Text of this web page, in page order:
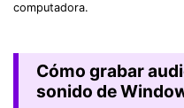
computadora.
Cómo grabar
sonido de